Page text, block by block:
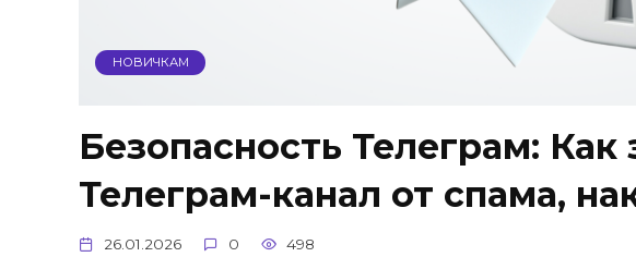
НОВИЧКАМ
Безопасность Телеграм: Как
Телеграм-канал от спама,
26.01.2026 0 498